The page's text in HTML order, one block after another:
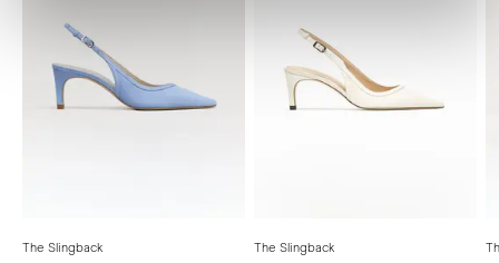
The Slingback
The Slingback